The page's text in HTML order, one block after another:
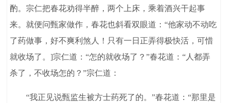
酌。宗仁把春花劝得半醉，两个上床，乘着酒兴干起事
来。就便问甄家做作，春花也斜看双眼道：“他家动不动吃
了药做事，好不爽利煞人！只有一日正弄得极快活，可惜
就收场了。]宗仁道：“怎的就收场了？”春花道：“人都弄
杀了，不收场怎的？”宗仁道：
“我正见说甄监生被方士药死了的。”春花道：“那里是